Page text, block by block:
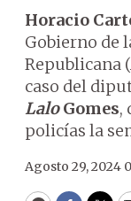
Horacio
Gobierno de
Republicana
caso del
LaloGomes,
policías la
Agosto 29, 2024